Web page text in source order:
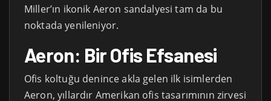
Miller’ın ikonik Aeron sandalyesi tam da bu
noktada yenileniyor.
Aeron: Bir Ofis Efsanesi
Ofis koltuğu denince akla gelen ilk isimlerden
Aeron, yıllardır Amerikan ofis tasarımının zirvesi